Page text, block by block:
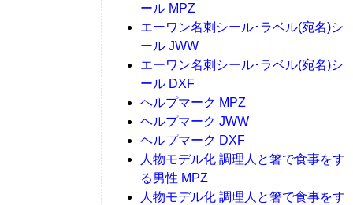
ール MPZ
エーワン名刺シール･ラベル(宛名)シ
ール JWW
エーワン名刺シール･ラベル(宛名)シ
ール DXF
ヘルプマーク MPZ
ヘルプマーク JWW
ヘルプマーク DXF
人物モデル化 調理人と箸で食事をす
る男性 MPZ
人物モデル化 調理人と箸で食事をす